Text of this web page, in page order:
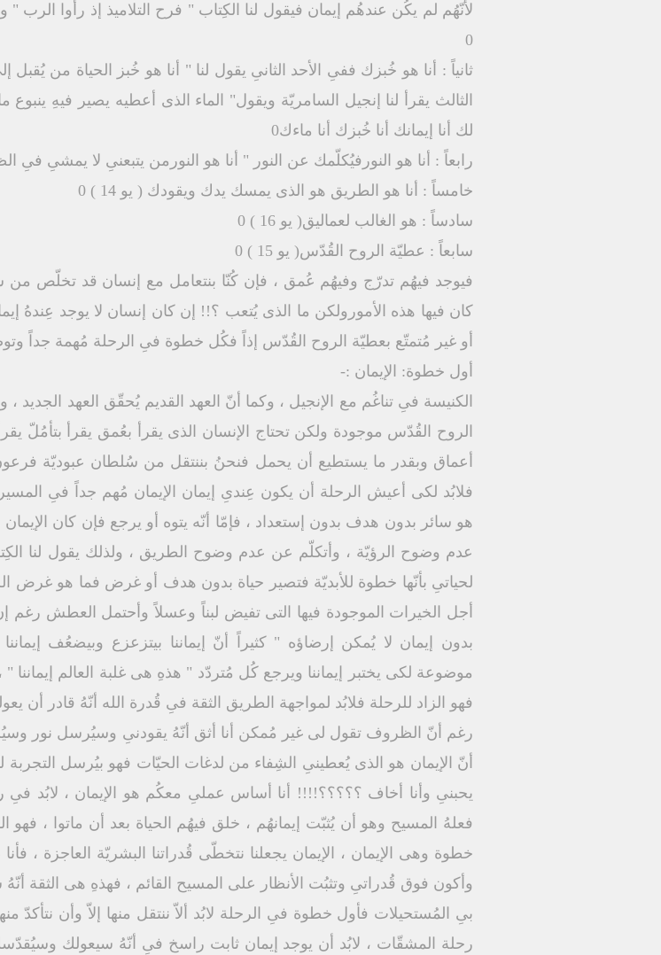
0
لك أنا إيمانك أنا خُبزك أنا ماءك0
رابعاً : أنا هو النورفيُكلّمك عن النور " أنا هو النورمن يتبعنىِ لا يمشىِ فىِ
خامساً : أنا هو الطريق هو الذى يمسك يدك ويقودك ( يو 14 ) 0
سادساً : هو الغالب لعماليق( يو 16 ) 0
سابعاً : عطيّة الروح القُدّس( يو 15 ) 0
فيوجد فيهُم تدرّج وفيهُم عُمق ، فإن كُنّا بنتعامل مع إنسان قد تخلّص من
كان فيها هذه الأمورولكن ما الذى يُتعب ؟!! إن كان إنسان لا يوجد عِندهُ
أو غير مُتمتّع بعطيّة الروح القُدّس إذاً فكُل خطوة فىِ الرحلة مُهمة جداً
أول خطوة: الإيمان :-
الكنيسة فىِ تناغُم مع الإنجيل ، وكما أنّ العهد القديم يُحقّق العهد الجديد
الروح القُدّس موجودة ولكن تحتاج الإنسان الذى يقرأ بعُمق يقرأ بتأمُلّ
أعماق وبقدر ما يستطيع أن يحمل فنحنُ بننتقل من سُلطان عبوديّة
فلابُد لكى أعيش الرحلة أن يكون عِندىِ إيمان الإيمان مُهم جداً فىِ
هو سائر بدون هدف بدون إستعداد ، فإمّا أنّه يتوه أو يرجع فإن كان
عدم وضوح الرؤيّة ، وأتكلّم عن عدم وضوح الطريق ، ولذلك يقول لنا
لحياتىِ بأنّها خطوة للأبديّة فتصير حياة بدون هدف أو غرض فما هو
أجل الخيرات الموجودة فيها التى تفيض لبناً وعسلاً وأحتمل العطش
بدون إيمان لا يُمكن إرضاؤه " كثيراً أنّ إيماننا بيتزعزع وبيضعُف
موضوعة لكى يختبر إيماننا ويرجع كُل مُتردّد " هذهِ هى غلبة العالم إيماننا
فهو الزاد للرحلة فلابُد لمواجهة الطريق الثقة فىِ قُدرة الله أنّهُ قادر
أنّ الإيمان هو الذى يُعطينىِ الشِفاء من لدغات الحيّات فهو بيُرسل التجربة
يحبنىِ وأنا أخاف ؟؟؟؟؟!!!! أنا أساس عملىِ معكُم هو الإيمان ، لابُد فىِ
فعلهُ المسيح وهو أن يُثبّت إيمانهُم ، خلق فيهُم الحياة بعد أن ماتوا ، فهو
خطوة وهى الإيمان ، الإيمان يجعلنا نتخطّى قُدراتنا البشريّة العاجزة ،
وأكون فوق قُدراتىِ وتثبُت الأنظار على المسيح القائم ، فهذهِ هى الثقة
بىِ المُستحيلات فأول خطوة فىِ الرحلة لابُد ألاّ ننتقل منها إلاّ وأن
رحلة المشقّات ، لابُد أن يوجد إيمان ثابت راسخ فىِ أنّهُ سيعولك